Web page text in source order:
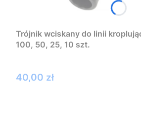
Trójnik wciskany do linii
100, 50, 25, 10 szt.
Cena
40,00 zł